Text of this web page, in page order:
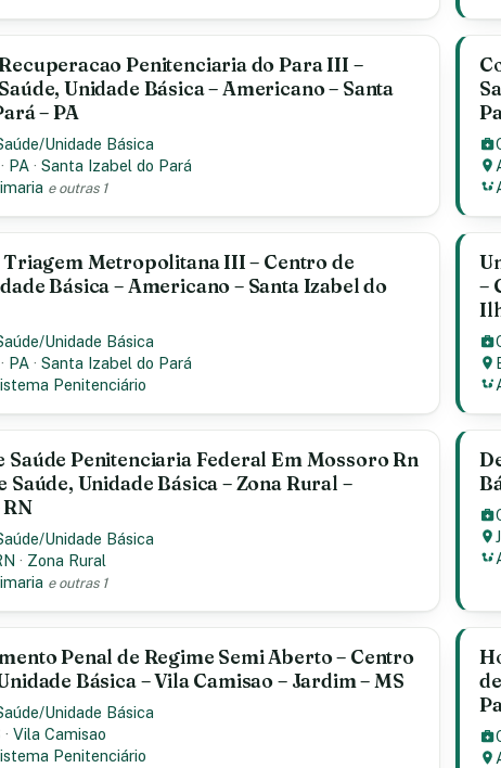
Penitenciaria do Para III –
Unidade Básica – Americano – Santa
– PA
Unidade Básica
· PA ·Santa Izabel do Pará
e outras 1
Triagem Metropolitana III – Centro de
Básica – Americano – Santa Izabel do
Unidade Básica
· PA ·Santa Izabel do Pará
Penitenciário
–
Saúde Penitenciaria Federal Em Mossoro Rn
Saúde, Unidade Básica – Zona Rural –
Unidade Básica
· Zona Rural
e outras 1
Penal de Regime Semi Aberto – Centro
Básica – Vila Camisao – Jardim – MS
Unidade Básica
·Vila Camisao
Penitenciário